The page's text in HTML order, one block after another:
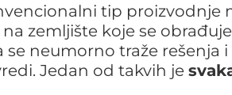
tip proizvodnje
zemljište koje se
se neumorno traže rešenja
Jedan od takvih je